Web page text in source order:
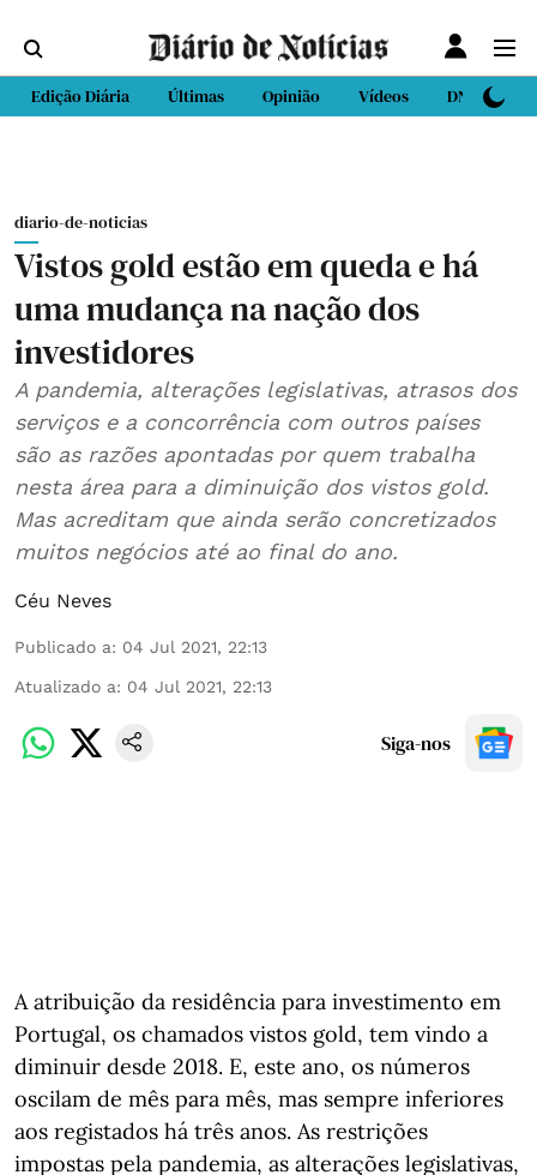
Edição Diária Últimas Opinião Vídeos DN Sport
diario-de-noticias
Vistos gold estão em queda e há
uma mudança na nação dos
investidores
A pandemia, alterações legislativas, atrasos dos
serviços e a concorrência com outros países
são as razões apontadas por quem trabalha
nesta área para a diminuição dos vistos gold.
Mas acreditam que ainda serão concretizados
muitos negócios até ao final do ano.
Céu Neves
Publicado a: 04 Jul 2021, 22:13
Atualizado a: 04 Jul 2021, 22:13
Siga-nos
A atribuição da residência para investimento em
Portugal, os chamados vistos gold, tem vindo a
diminuir desde 2018. E, este ano, os números
oscilam de mês para mês, mas sempre inferiores
aos registados há três anos. As restrições
impostas pela pandemia, as alterações legislativas,